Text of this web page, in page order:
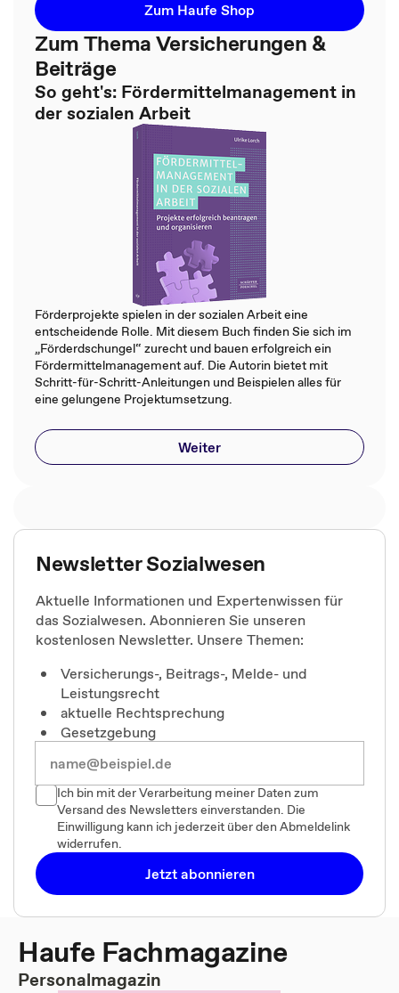
Zum Haufe Shop
Zum Thema Versicherungen &
Beiträge
So geht's: Fördermittelmanagement in
der sozialen Arbeit
Förderprojekte spielen in der sozialen Arbeit eine
entscheidende Rolle. Mit diesem Buch finden Sie sich im
„Förderdschungel“ zurecht und bauen erfolgreich ein
Fördermittelmanagement auf. Die Autorin bietet mit
Schritt-für-Schritt-Anleitungen und Beispielen alles für
eine gelungene Projektumsetzung.
Weiter
Newsletter Sozialwesen
Aktuelle Informationen und Expertenwissen für
das Sozialwesen. Abonnieren Sie unseren
kostenlosen Newsletter. Unsere Themen:
Versicherungs-, Beitrags-, Melde- und
Leistungsrecht
aktuelle Rechtsprechung
Gesetzgebung
Ich bin mit der Verarbeitung meiner Daten zum
Versand des Newsletters einverstanden. Die
Einwilligung kann ich jederzeit über den Abmeldelink
widerrufen.
Jetzt abonnieren
Haufe Fachmagazine
Personalmagazin